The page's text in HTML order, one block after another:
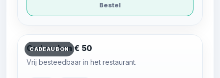
Bestel
CADEAUBON
Cadeaubon € 50
Vrij besteedbaar in het restaurant.